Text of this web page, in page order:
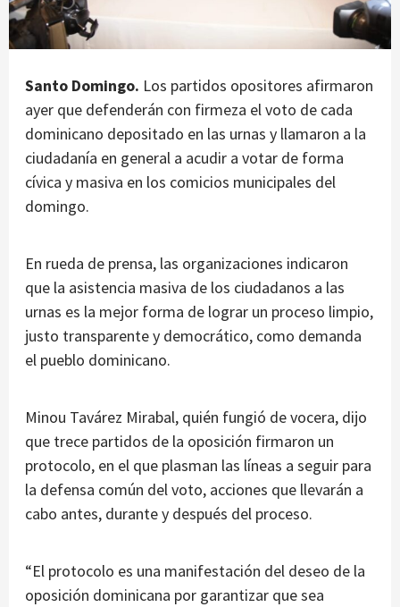
Santo Domingo. Los partidos opositores afirmaron
ayer que defenderán con firmeza el voto de cada
dominicano depositado en las urnas y llamaron a la
ciudadanía en general a acudir a votar de forma
cívica y masiva en los comicios municipales del
domingo.
En rueda de prensa, las organizaciones indicaron
que la asistencia masiva de los ciudadanos a las
urnas es la mejor forma de lograr un proceso limpio,
justo transparente y democrático, como demanda
el pueblo dominicano.
Minou Tavárez Mirabal, quién fungió de vocera, dijo
que trece partidos de la oposición firmaron un
protocolo, en el que plasman las líneas a seguir para
la defensa común del voto, acciones que llevarán a
cabo antes, durante y después del proceso.
“El protocolo es una manifestación del deseo de la
oposición dominicana por garantizar que sea